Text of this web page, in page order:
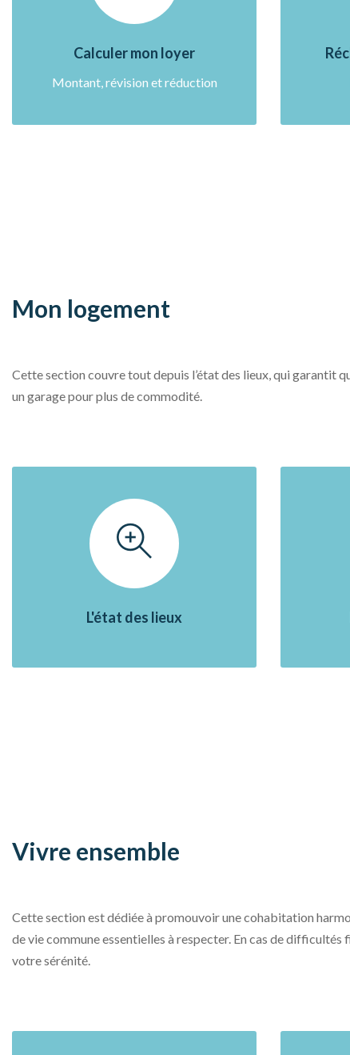
Calculer mon loyer
Montant, révision et réduction
Mon logement
Cette section couvre tout depuis l’état des lieux, qui garantit
un garage pour plus de commodité.
L'état des lieux
Vivre ensemble
Cette section est dédiée à promouvoir une cohabitation
de vie commune essentielles à respecter. En cas de
votre sérénité.